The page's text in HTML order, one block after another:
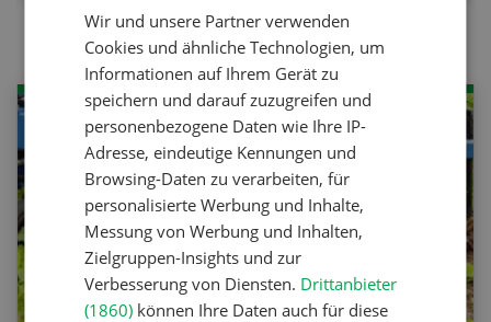
Wir und unsere Partner verwenden
Cookies und ähnliche Technologien, um
Informationen auf Ihrem Gerät zu
speichern und darauf zuzugreifen und
personenbezogene Daten wie Ihre IP-
Adresse, eindeutige Kennungen und
Browsing-Daten zu verarbeiten, für
personalisierte Werbung und Inhalte,
Messung von Werbung und Inhalten,
Zielgruppen-Insights und zur
Verbesserung von Diensten. Drittanbieter
(1860) können Ihre Daten auch für diese